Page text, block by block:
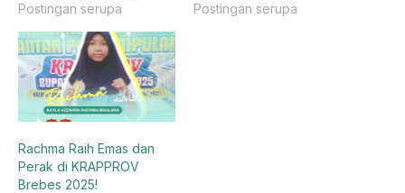
Postingan serupa
Postingan serupa
Rachma Raih Emas dan
Perak di KRAPPROV
Brebes 2025!